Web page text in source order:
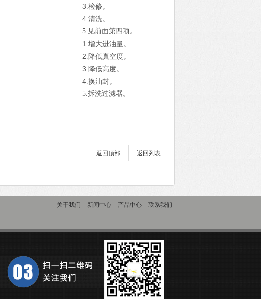
3.检修。
4.清洗。
5.见前面第四项。
1 .增大进油量。
2.降低真空度。
3.降低高度。
4.换油封。
5.拆洗过滤器。
返回列表
返回顶部
关于我们 新闻中心 产品中心 联系我们